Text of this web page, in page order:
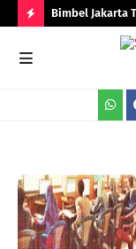
O
S
T
S
Bimbel Jakarta
dan Berprestasi